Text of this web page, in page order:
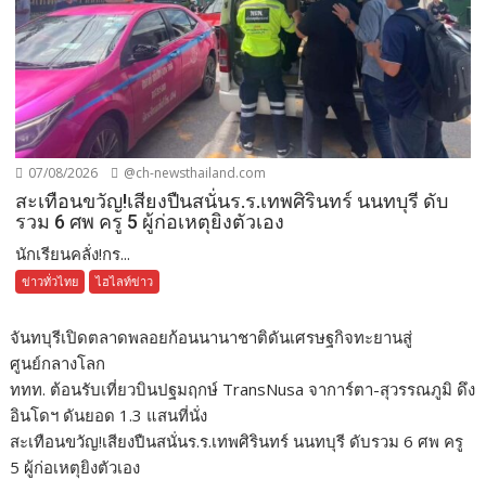
07/08/2026 @ch-newsthailand.com
สะเทือนขวัญ!เสียงปืนสนั่นร.ร.เทพศิรินทร์ นนทบุรี ดับ
รวม 6 ศพ ครู 5 ผู้ก่อเหตุยิงตัวเอง
นักเรียนคลั่ง!กร...
ข่าวทั่วไทย ไฮไลท์ข่าว
จันทบุรีเปิดตลาดพลอยก้อนนานาชาติดันเศรษฐกิจทะยานสู่
ศูนย์กลางโลก
ททท. ต้อนรับเที่ยวบินปฐมฤกษ์ TransNusa จาการ์ตา-สุวรรณภูมิ ดึง
อินโดฯ ดันยอด 1.3 แสนที่นั่ง
สะเทือนขวัญ!เสียงปืนสนั่นร.ร.เทพศิรินทร์ นนทบุรี ดับรวม 6 ศพ ครู
5 ผู้ก่อเหตุยิงตัวเอง